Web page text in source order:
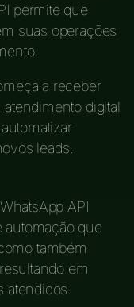
permite que
suas operações
a receber
digital
leads.
API
automação que
também
em